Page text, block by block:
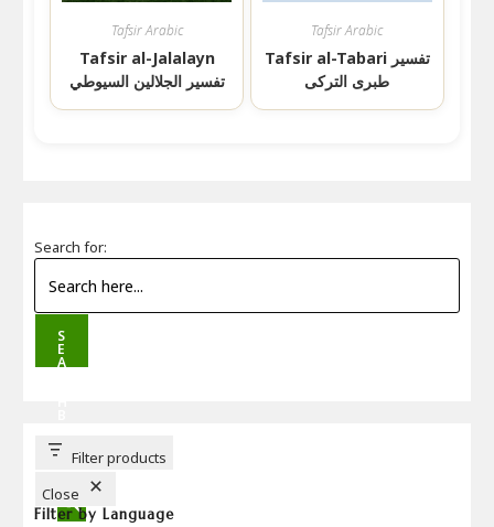
Tafsir Arabic
Tafsir al-Jalalayn
تفسير الجلالين السيوطي
Tafsir Arabic
Tafsir al-Tabari تفسیر
طبری الترکی
Search for:
S
E
A
T
T
Filter products
Close
Filter by Language